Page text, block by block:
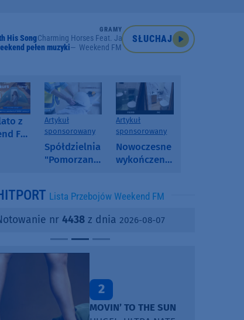
GRAMY
His SongCharming Horses Feat. Jano
pełen muzyki
Weekend FM
SŁUCHAJ
z
FM
Artykuł
sponsorowany
Spółdzielnia
"Pomorzanka"
informuje o
i ofertach
najmu
Artykuł
sponsorowany
Nowoczesne
wykończenia
SPC, WPC i
kamienny
Lista Przebojów Weekend FM
nr 4438z dnia 2026-08-07
2
MOVIN’ TO THE SUN